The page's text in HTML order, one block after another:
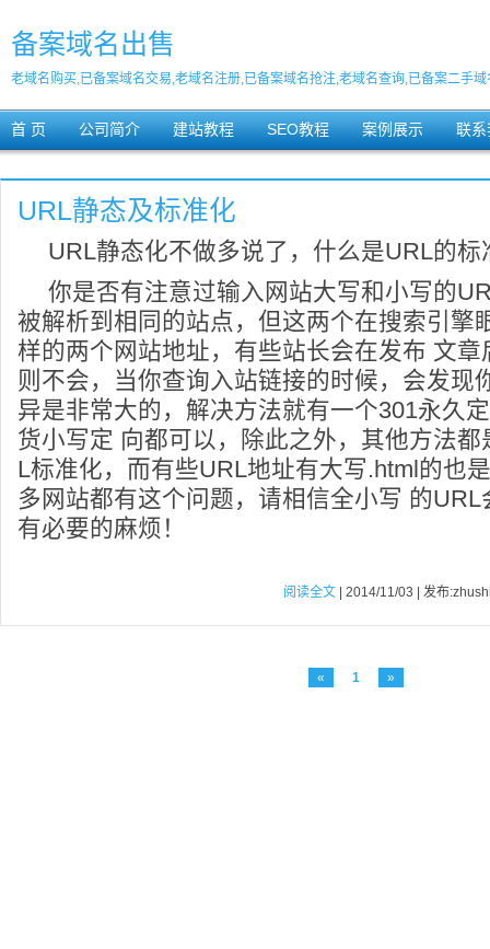
备案域名出售
老域名购买,已备案域名交易,老域名注册,已备案域名抢注,老域名查询,已备案二手
首 页 公司简介 建站教程 SEO教程 案例展示 联系
URL静态及标准化
URL静态化不做多说了，什么是URL的标
你是否有注意过输入网站大写和小写的
被解析到相同的站点，但这两个在搜索引擎
样的两个网站地址，有些站长会在发布 文
则不会，当你查询入站链接的时候，会发现
异是非常大的，解决方法就有一个301永久
货小写定 向都可以，除此之外，其他方法
L标准化，而有些URL地址有大写.html的也
多网站都有这个问题，请相信全小写 的
有必要的麻烦！
阅读全文 | 2014/11/03 | 发布
« 1 »